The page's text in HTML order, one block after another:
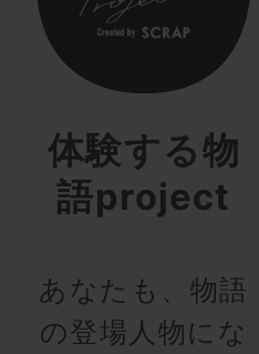
体験する物
語project
あなたも、物語
の登場人物にな